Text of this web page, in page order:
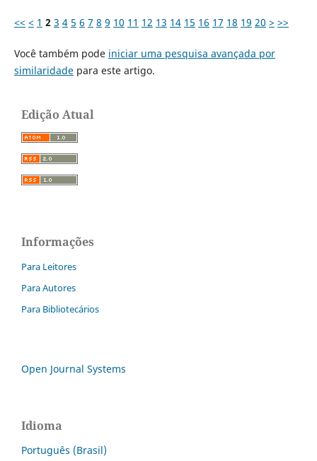
<< < 1 2 3 4 5 6 7 8 9 10 11 12 13 14 15 16 17 18 19 20 > >>
Você também pode iniciar uma pesquisa avançada por
similaridadepara este artigo.
Edição Atual
Informações
Para Leitores
Para Autores
Para Bibliotecários
Open Journal Systems
Idioma
Português (Brasil)